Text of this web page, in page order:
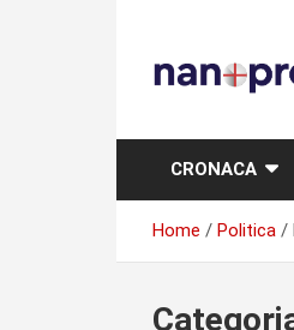
content
CRONACA
Home Politica